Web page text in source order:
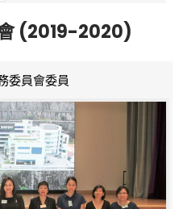
(2019-2020)
委員會委員